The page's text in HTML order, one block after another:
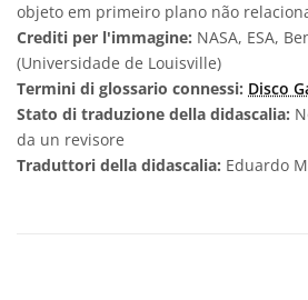
objeto em primeiro plano não
Crediti per l'immagine: NASA, ESA,
(Universidade de Louisville)
Termini di glossario connessi: Disco
Stato di traduzione della didascalia:
da un revisore
Traduttori della didascalia: Eduardo